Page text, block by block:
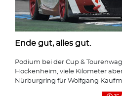
Ende gut, alles gut.
Podium bei der Cup &
Hockenheim, viele Kilometer
Nürburgring für Wolfgang